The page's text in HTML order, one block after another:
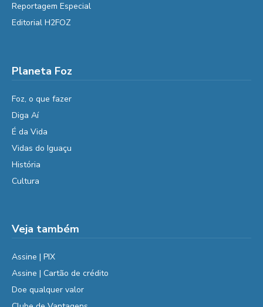
Reportagem Especial
Editorial H2FOZ
Planeta Foz
Foz, o que fazer
Diga Aí
É da Vida
Vidas do Iguaçu
História
Cultura
Veja também
Assine | PIX
Assine | Cartão de crédito
Doe qualquer valor